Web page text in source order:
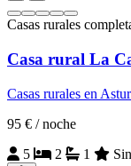
Casas rurales
Casa rural La
Casas rurales en
95 € / noche
5
2 1